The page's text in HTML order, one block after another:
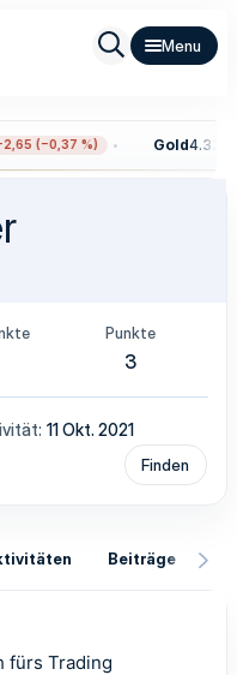
(−0,37 %) Gold
Punkte
3
11 Okt. 2021
Finden
Beiträge
fürs Trading